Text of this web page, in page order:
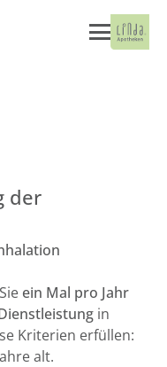
der
ein Mal pro Jahr
in
Kriterien erfüllen:
alt.